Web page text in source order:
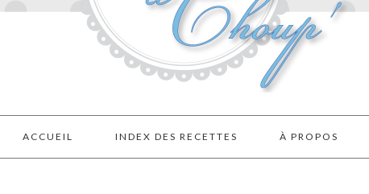
ACCUEIL INDEX DES RECETTES À PROPOS